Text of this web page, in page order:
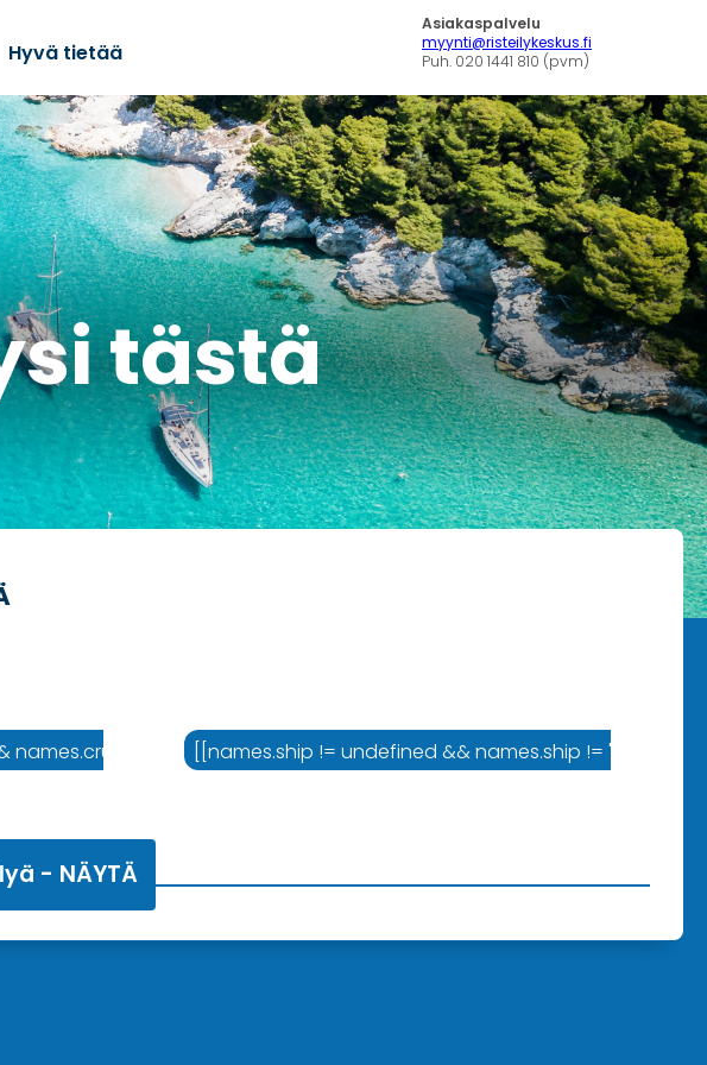
Hyvä tietää
Asiakaspalvelu
myynti@risteilykeskus.fi
Puh. 020 1441 810 (pvm)
tästä
names.cruiseline != '' ? names.cruiseline :'Varustamo']]
[[names.ship != undefined && names.ship != '' ?